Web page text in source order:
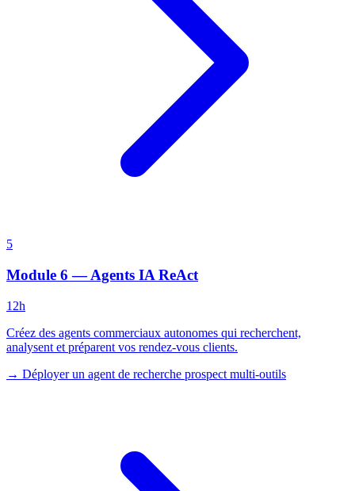
5
Module 6 — Agents IA ReAct
12h
Créez des agents commerciaux autonomes qui recherchent,
analysent et préparent vos rendez-vous clients.
→ Déployer un agent de recherche prospect multi-outils